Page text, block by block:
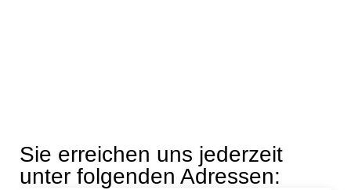
Sie erreichen uns jederzeit
unter folgenden Adressen: